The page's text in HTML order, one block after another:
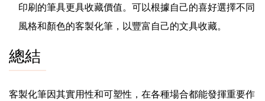
印刷的筆具更具收藏價值。可以根據自己的喜好選擇不同
風格和顏色的客製化筆，以豐富自己的文具收藏。
總結
客製化筆因其實用性和可塑性，在各種場合都能發揮重要作